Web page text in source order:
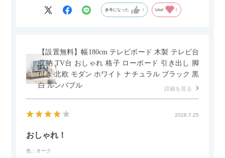
グとのバランスもぴったりで、リビング全体がすっきり見えま
ないのもお気に入りのポイントです。さらに、わが家はソファ
の後ろ側を通ることも多い間取りなので、背面まできれいに仕
上げられているデザインも気に入っています。どの角度から見
ても美しく、空間の印象を損ないません。
わが家のホテルライク×ジャパンディのインテリアにも自然にな
参考になった Like!
【設置無料】幅180cm テレビボード 木製 テレビ台
収納 TV台 おしゃれ 格子 ローボード 引き出し 脚
付き 北欧 モダン ホワイト ナチュラル ブラック 黒
白 ルンバブル
詳細を見る
2026.7.25
おしゃれ！
色：オーク